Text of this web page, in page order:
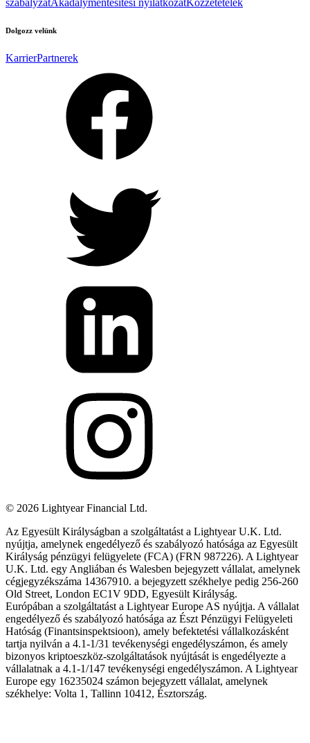
szabályzatAkadálymentesítési nyilatkozatKözzétételek
Dolgozz velünk
KarrierPartnerek
© 2026 Lightyear Financial Ltd.
Az Egyesült Királyságban a szolgáltatást a Lightyear U.K. Ltd.
nyújtja, amelynek engedélyező és szabályozó hatósága az Egyesült
Királyság pénzügyi felügyelete (FCA) (FRN 987226). A Lightyear
U.K. Ltd. egy Angliában és Walesben bejegyzett vállalat, amelynek
cégjegyzékszáma 14367910. a bejegyzett székhelye pedig 256-260
Old Street, London EC1V 9DD, Egyesült Királyság.
Európában a szolgáltatást a Lightyear Europe AS nyújtja. A vállalat
engedélyező és szabályozó hatósága az Észt Pénzügyi Felügyeleti
Hatóság (Finantsinspektsioon), amely befektetési vállalkozásként
tartja nyilván a 4.1-1/31 tevékenységi engedélyszámon, és amely
bizonyos kriptoeszköz-szolgáltatások nyújtását is engedélyezte a
vállalatnak a 4.1-1/147 tevékenységi engedélyszámon. A Lightyear
Europe egy 16235024 számon bejegyzett vállalat, amelynek
székhelye: Volta 1, Tallinn 10412, Észtország.